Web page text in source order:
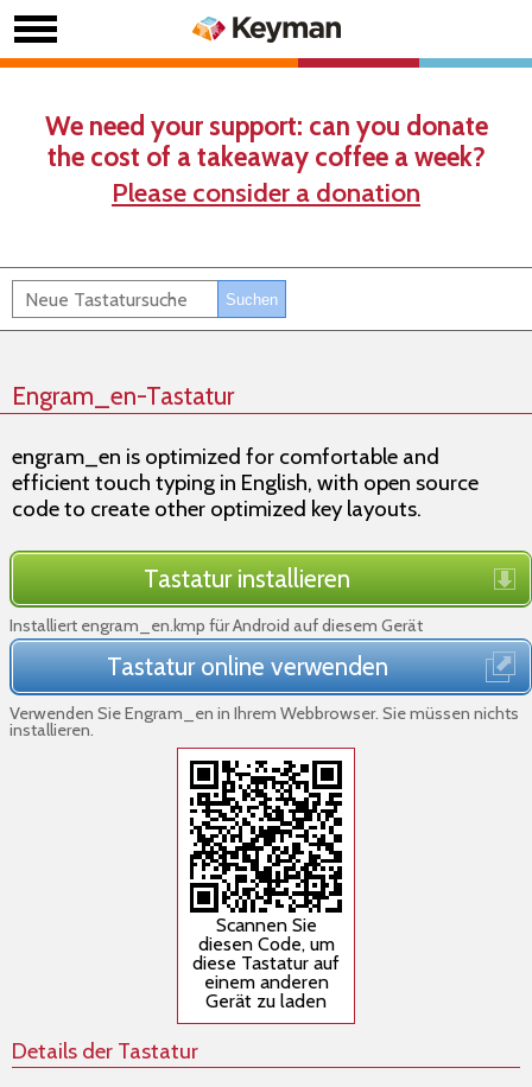
We need your support: can you donate
the cost of a takeaway coffee a week?
Please consider a donation
Engram_en-Tastatur
engram_en is optimized for comfortable and
efficient touch typing in English, with open source
code to create other optimized key layouts.
Tastatur installieren
Installiert engram_en.kmp für Android auf diesem Gerät
Tastatur online verwenden
Verwenden Sie Engram_en in Ihrem Webbrowser. Sie müssen nichts
installieren.
Scannen Sie
diesen Code, um
diese Tastatur auf
einem anderen
Gerät zu laden
Details der Tastatur